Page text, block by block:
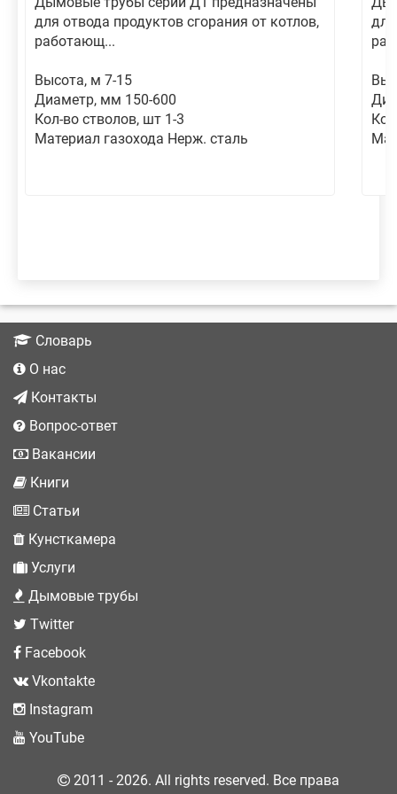
для отвода продуктов сгорания от котлов,
работающ...
Высота, м 7-15
Диаметр, мм 150-600
Кол-во стволов, шт 1-3
Материал газохода Нерж. сталь
Словарь
О нас
Контакты
Вопрос-ответ
Вакансии
Книги
Статьи
Кунсткамера
Услуги
Дымовые трубы
Twitter
Facebook
Vkontakte
Instagram
YouTube
2011 - 2026. All rights reserved. Все права